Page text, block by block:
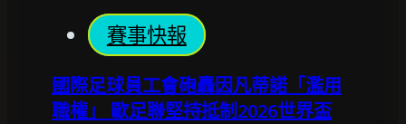
賽事快報
國際足球員工會砲轟因凡蒂諾「濫用
職權」 歐足聯堅持抵制2026世界盃